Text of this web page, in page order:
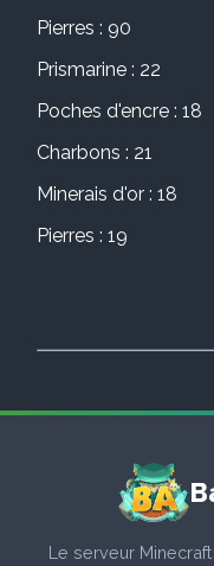
Pierres : 90
Prismarine : 22
Poches d'encre : 18
Charbons : 21
Minerais d'or : 18
Pierres : 19
Le serveur